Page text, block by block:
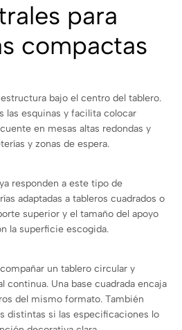
para
compactas
bajo el centro del tablero.
las esquinas y facilita colocar
en mesas altas redondas y
y zonas de espera.
responden a este tipo de
adaptadas a tableros cuadrados o
superior y el tamaño del apoyo
la superficie escogida.
un tablero circular y
continua. Una base cuadrada encaja
del mismo formato. También
distintas si las especificaciones lo